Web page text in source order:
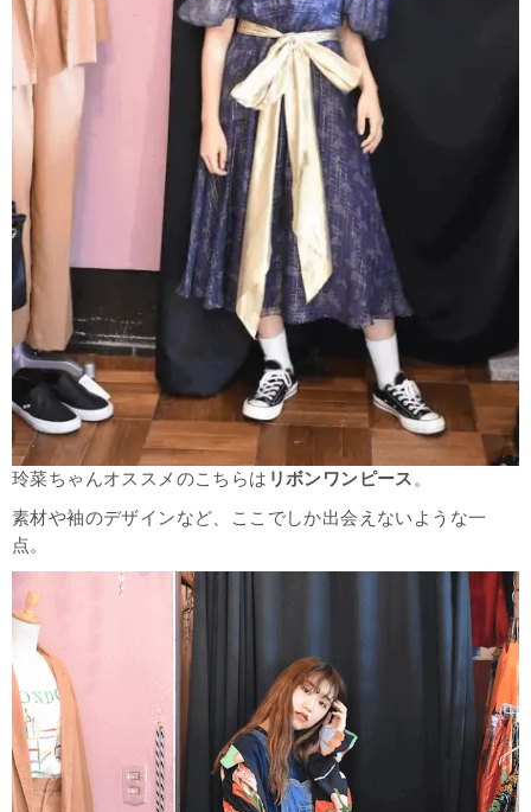
玲菜ちゃんオススメのこちらは リボンワンピース 。
素材や袖のデザインなど、ここでしか出会えないような一
点。